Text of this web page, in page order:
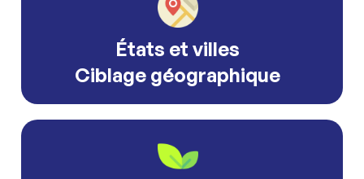
États et villes
Ciblage géographique